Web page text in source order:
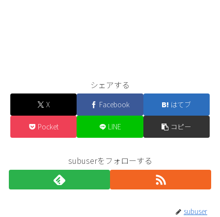
シェアする
X Facebook はてブ
Pocket LINE コピー
subuserをフォローする
subuser